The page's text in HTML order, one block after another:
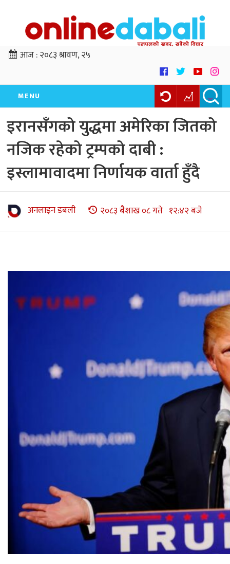
आज :२०८३ श्रावण, २५
MENU
इरानसँगको युद्धमा अमेरिका जितको
नजिक रहेको ट्रम्पको दाबी :
इस्लामावादमा निर्णायक वार्ता हुँदै
अनलाइन डबली २०८३ बैशाख ०८ गते १२:४२ बजे